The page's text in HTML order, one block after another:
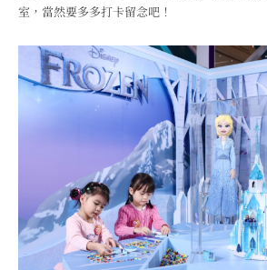
室，當然要多多打卡留念吧！